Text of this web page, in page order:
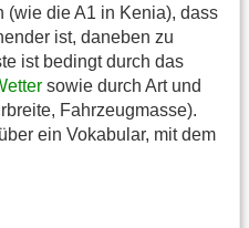
(wie die A1 in Kenia), dass
ist, daneben zu
ist bedingt durch das
sowie durch Art und
Fahrzeugmasse).
ein Vokabular, mit dem